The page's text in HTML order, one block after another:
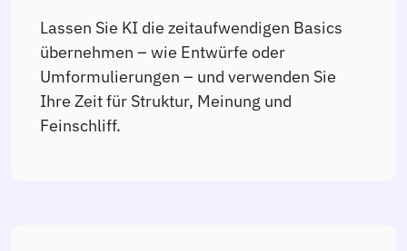
Lassen Sie KI die zeitaufwendigen Basics
übernehmen – wie Entwürfe oder
Umformulierungen – und verwenden Sie
Ihre Zeit für Struktur, Meinung und
Feinschliff.